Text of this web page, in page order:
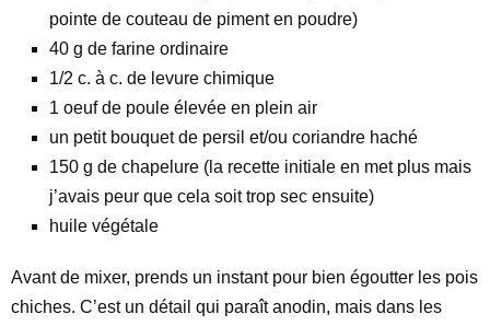
pointe de couteau de piment en poudre)
40 g de farine ordinaire
1/2 c. à c. de levure chimique
1 oeuf de poule élevée en plein air
un petit bouquet de persil et/ou coriandre haché
150 g de chapelure (la recette initiale en met plus mais
j’avais peur que cela soit trop sec ensuite)
huile végétale
Avant de mixer, prends un instant pour bien égoutter les pois
chiches. C’est un détail qui paraît anodin, mais dans les